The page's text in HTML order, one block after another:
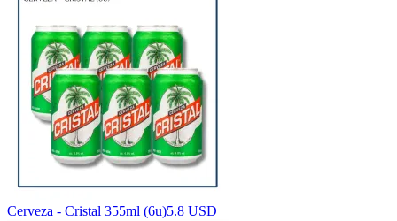
Cerveza - Cristal 355ml (6u)5.8 USD